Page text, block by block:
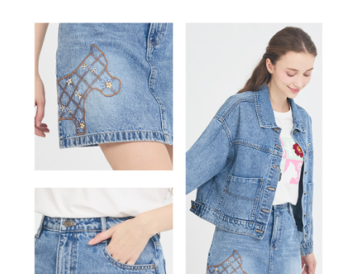
ATM／網路銀行／等多元方式進行付款，方視為交易完成。
※ 請注意：結帳手續完成當下不需立刻繳費，但若您需要取消訂單，請聯絡
購買商品的店家。未經商家同意取消之訂單仍視為有效，需透過AFTEE先享
後付繳納相關費用。
※ 交易是否成功請以「AFTEE先享後付 」之結帳頁面顯示為準，若有關於
是否繳費成功／繳費後需取消欲退款等相關疑問，請聯繫「AFTEE先享後付
客戶支援中心」 https://netprotections.freshdesk.com/support/home
【注意事項】
１．透過由恩沛科技股份有限公司提供之「AFTEE先享後付」服務完成之交
易，需依本服務之必要範圍內提供個人資料，並將交易相關給付款項請求債
２．關於個人資料處理事宜，請瀏覽以下網址：
https://aftee.tw/terms/#terms3
３．未成年的使用者請事先徵得法定代理人或監護人之同意方可使用
「AFTEE先享後付」，若未經同意申辦者引起之損失，本公司不負相關責
任。
４．使用「AFTEE先享後付」時，將依據個別帳號之用戶狀況，依本公司即
萊爾富取貨付款
免運費
付款後萊爾富取貨
免運費
7-11取貨付款
宅配
免運費